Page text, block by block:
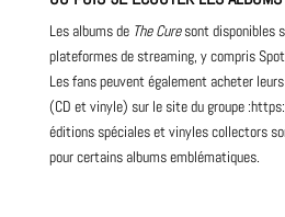
Les albums de The Curesont disponibles
plateformes de streaming, y compris
Les fans peuvent également acheter
(CD et vinyle) sur le site du groupe :
éditions spéciales et vinyles collectors
pour certains albums emblématiques.